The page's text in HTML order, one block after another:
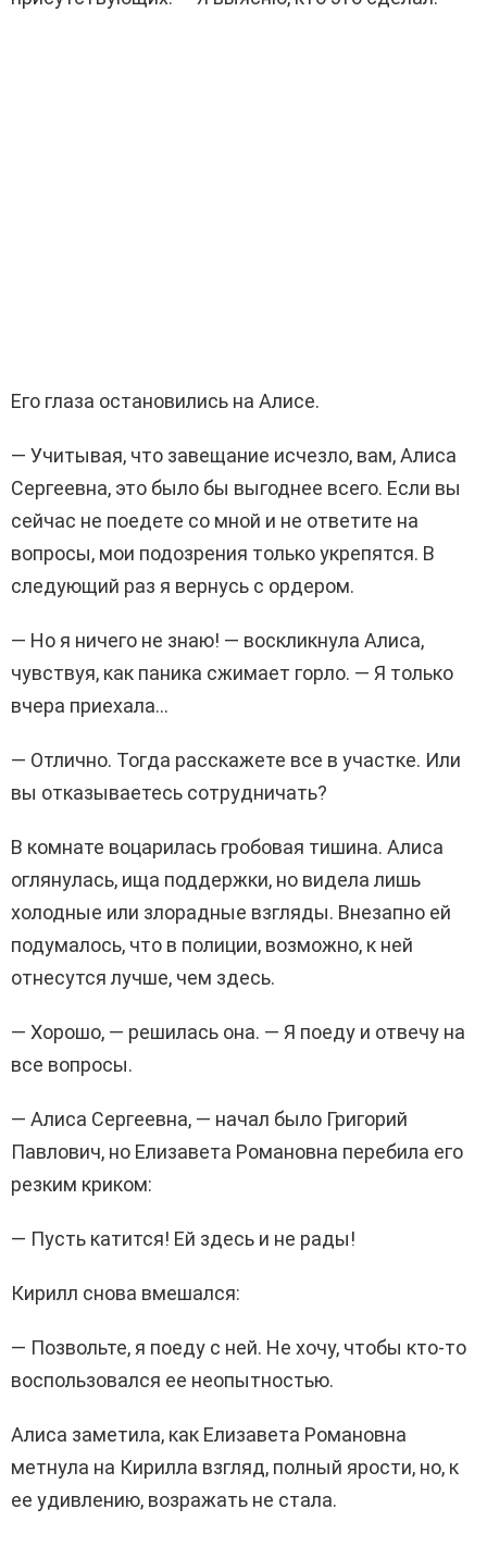
Его глаза остановились на Алисе.
— Учитывая, что завещание исчезло, вам, Алиса
Сергеевна, это было бы выгоднее всего. Если вы
сейчас не поедете со мной и не ответите на
вопросы, мои подозрения только укрепятся. В
следующий раз я вернусь с ордером.
— Но я ничего не знаю! — воскликнула Алиса,
чувствуя, как паника сжимает горло. — Я только
вчера приехала…
— Отлично. Тогда расскажете все в участке. Или
вы отказываетесь сотрудничать?
В комнате воцарилась гробовая тишина. Алиса
оглянулась, ища поддержки, но видела лишь
холодные или злорадные взгляды. Внезапно ей
подумалось, что в полиции, возможно, к ней
отнесутся лучше, чем здесь.
— Хорошо, — решилась она. — Я поеду и отвечу на
все вопросы.
— Алиса Сергеевна, — начал было Григорий
Павлович, но Елизавета Романовна перебила его
резким криком:
— Пусть катится! Ей здесь и не рады!
Кирилл снова вмешался:
— Позвольте, я поеду с ней. Не хочу, чтобы кто-то
воспользовался ее неопытностью.
Алиса заметила, как Елизавета Романовна
метнула на Кирилла взгляд, полный ярости, но, к
ее удивлению, возражать не стала.